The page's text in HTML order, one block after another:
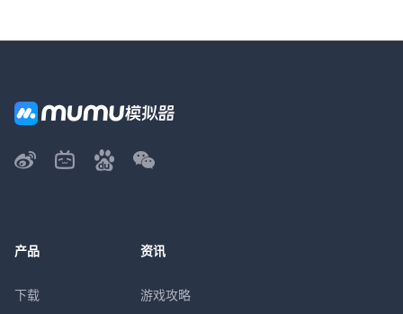
产品
下载
资讯
游戏攻略